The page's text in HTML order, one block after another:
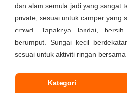
dan alam semula jadi yang sangat
private, sesuai untuk camper yang
crowd. Tapaknya landai,
berumput. Sungai kecil
sesuai untuk aktiviti ringan bersama
Kategori